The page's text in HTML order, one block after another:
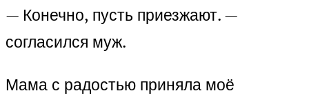
— Конечно, пусть приезжают. —
согласился муж.
Мама с радостью приняла моё